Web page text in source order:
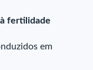
fertilidade
em